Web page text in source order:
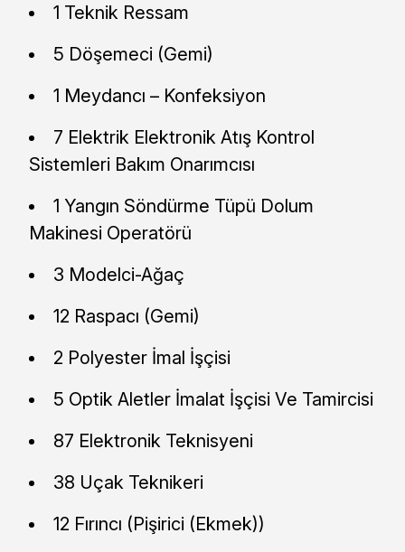
1 Teknik Ressam
5 Döşemeci (Gemi)
1 Meydancı – Konfeksiyon
7 Elektrik Elektronik Atış Kontrol
Sistemleri Bakım Onarımcısı
1 Yangın Söndürme Tüpü Dolum
Makinesi Operatörü
3 Modelci-Ağaç
12 Raspacı (Gemi)
2 Polyester İmal İşçisi
5 Optik Aletler İmalat İşçisi Ve Tamircisi
87 Elektronik Teknisyeni
38 Uçak Teknikeri
12 Fırıncı (Pişirici (Ekmek))